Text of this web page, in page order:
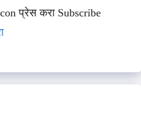
प्रेस करा Subscribe